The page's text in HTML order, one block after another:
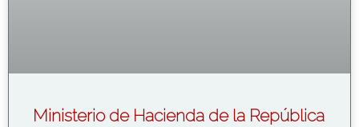
Ministerio de Hacienda de la República